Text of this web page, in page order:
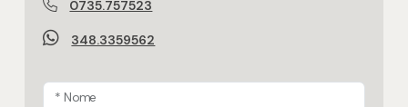
0735.757523
348.3359562
* Nome